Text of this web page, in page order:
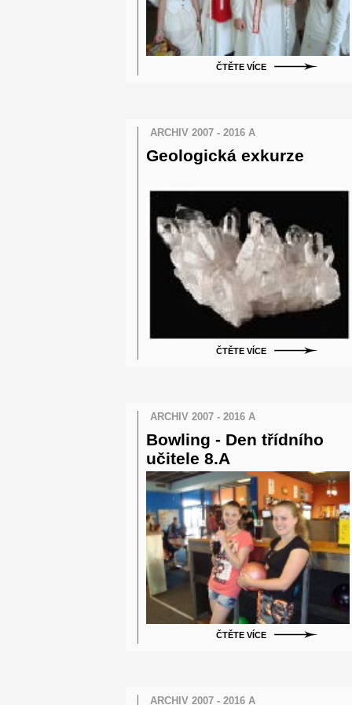
ČTĚTE VÍCE
ARCHIV 2007 - 2016 A
Geologická exkurze
ČTĚTE VÍCE
ARCHIV 2007 - 2016 A
Bowling - Den třídního
učitele 8.A
ČTĚTE VÍCE
ARCHIV 2007 - 2016 A